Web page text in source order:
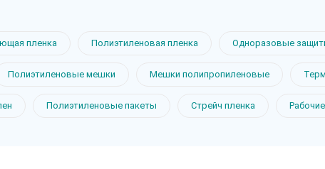
пленка Полиэтиленовая пленка Одноразовые
Полиэтиленовые мешки Мешки полипропиленовые
Полиэтиленовые пакеты Стрейч пленка
пленка